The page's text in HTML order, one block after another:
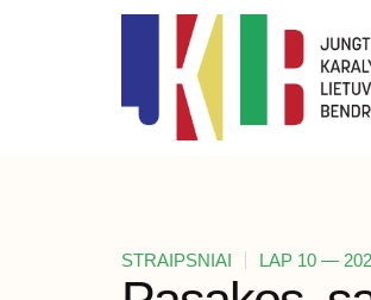
STRAIPSNIAI LAP 10 —